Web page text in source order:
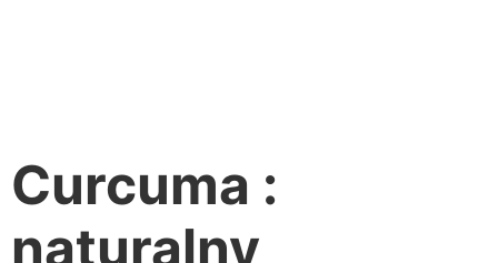
Curcuma :
naturalny